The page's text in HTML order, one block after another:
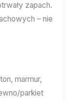
zapach.
– nie
marmur,
parkiet